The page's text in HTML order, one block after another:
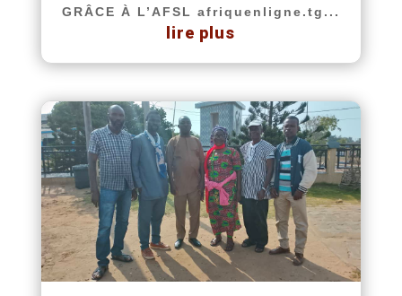
GRÂCE À L’AFSL afriquenligne.tg...
lire plus